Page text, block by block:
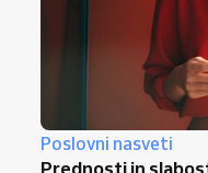
Poslovni nasveti
Prednosti in